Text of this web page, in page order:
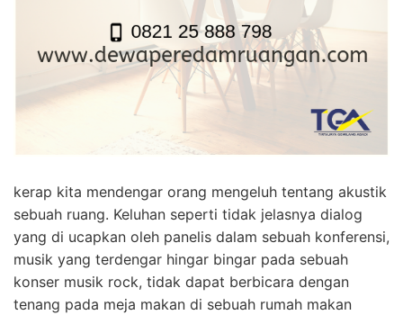
kerap kita mendengar orang mengeluh tentang akustik
sebuah ruang. Keluhan seperti tidak jelasnya dialog
yang di ucapkan oleh panelis dalam sebuah konferensi,
musik yang terdengar hingar bingar pada sebuah
konser musik rock, tidak dapat berbicara dengan
tenang pada meja makan di sebuah rumah makan